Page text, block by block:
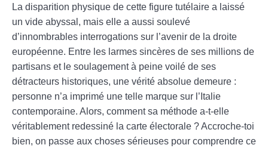
La disparition physique de cette figure tutélaire a laissé
un vide abyssal, mais elle a aussi soulevé
d’innombrables interrogations sur l’avenir de la droite
européenne. Entre les larmes sincères de ses millions de
partisans et le soulagement à peine voilé de ses
détracteurs historiques, une vérité absolue demeure :
personne n’a imprimé une telle marque sur l’Italie
contemporaine. Alors, comment sa méthode a-t-elle
véritablement redessiné la carte électorale ? Accroche-toi
bien, on passe aux choses sérieuses pour comprendre ce